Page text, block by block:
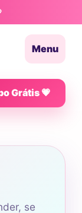
Menu
Grátis 💗
se